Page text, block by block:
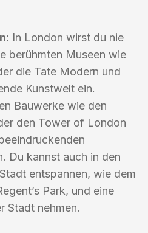
In London wirst du nie
berühmten Museen wie
die Tate Modern und
Kunstwelt ein.
Bauwerke wie den
den Tower of London
Du kannst auch in den
entspannen, wie dem
Park, und eine
Stadt nehmen.